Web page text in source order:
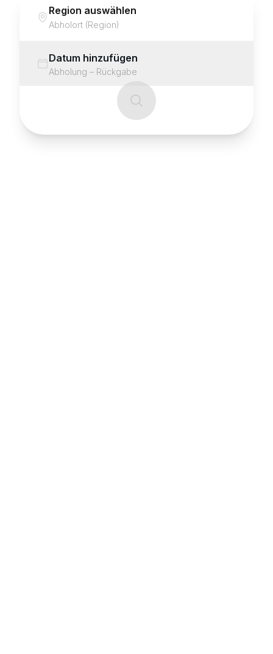
Region auswählen
Abholort (Region)
Datum hinzufügen
Abholung – Rückgabe